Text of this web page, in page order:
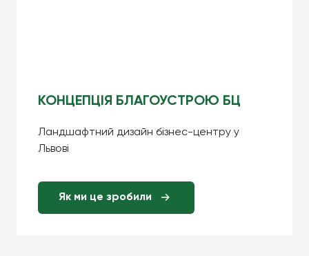
КОНЦЕПЦІЯ БЛАГОУСТРОЮ БЦ
Ландшафтний дизайн бізнес-центру у
Львові
Як ми це зробили